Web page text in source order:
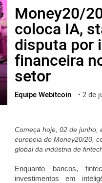
中文
русский
한국어
العربية
ไทย
ქართული
Money20/
coloca IA,
disputa por
financeira
setor
Equipe Webitcoin • 2 de
Começa hoje, 02 de junho,
europeia do Money20/20,
global da indústria de
Enquanto bancos,
investimentos em